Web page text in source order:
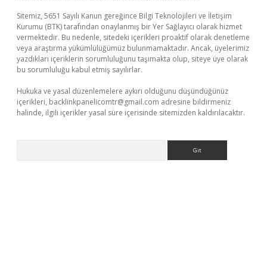
Sitemiz, 5651 Sayılı Kanun gereğince Bilgi Teknolojileri ve İletişim
Kurumu (BTK) tarafından onaylanmış bir Yer Sağlayıcı olarak hizmet
vermektedir. Bu nedenle, sitedeki içerikleri proaktif olarak denetleme
veya araştırma yükümlülüğümüz bulunmamaktadır. Ancak, üyelerimiz
yazdıkları içeriklerin sorumluluğunu taşımakta olup, siteye üye olarak
bu sorumluluğu kabul etmiş sayılırlar.
Hukuka ve yasal düzenlemelere aykırı olduğunu düşündüğünüz
içerikleri, backlinkpanelicomtr@gmail.com adresine bildirmeniz
halinde, ilgili içerikler yasal süre içerisinde sitemizden kaldırılacaktır.